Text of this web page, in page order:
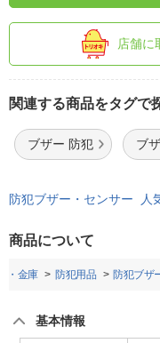
店舗に
関連する商品をタグで
ブザー 防犯 ブ
防犯ブザー・センサー 人
商品について
・金庫 防犯用品 防犯ブザ
基本情報